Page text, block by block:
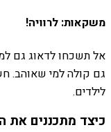
משקאות: לרוויה!
אל תשכחו לדאוג גם
גם קולה למי שאוהב.
לילדים.
כיצד מתכננים